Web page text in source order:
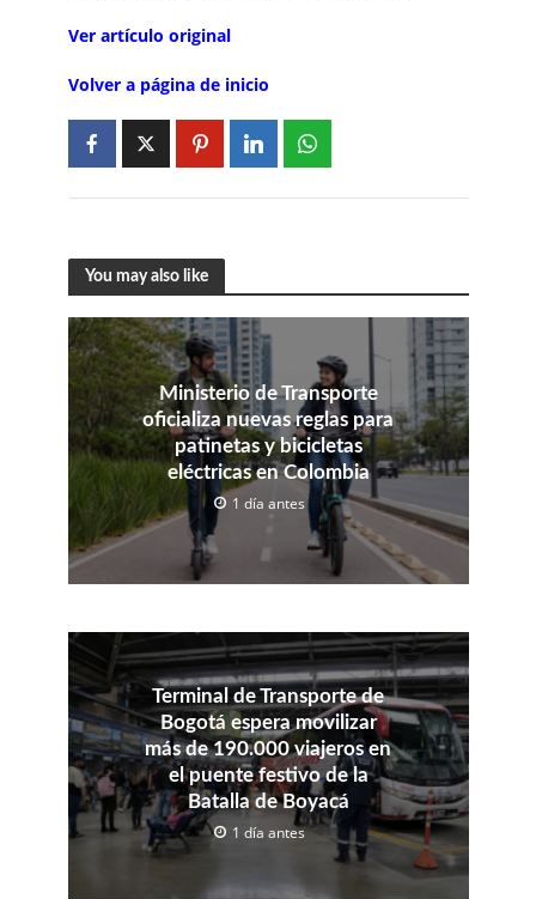
Ver artículo original
Volver a página de inicio
You may also like
Ministerio de Transporte
oficializa nuevas reglas para
patinetas y bicicletas
eléctricas en Colombia
1 día antes
Terminal de Transporte de
Bogotá espera movilizar
más de 190.000 viajeros en
el puente festivo de la
Batalla de Boyacá
1 día antes